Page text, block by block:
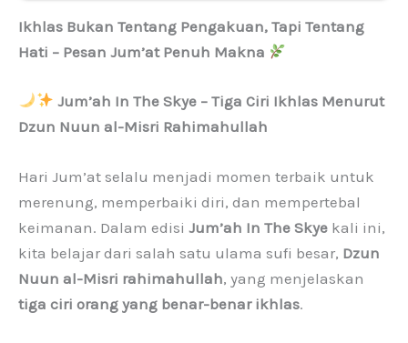
Ikhlas Bukan Tentang Pengakuan, Tapi Tentang
Hati – Pesan Jum’at Penuh Makna
Jum’ah In The Skye – Tiga Ciri Ikhlas Menurut
Dzun Nuun al-Misri Rahimahullah
Hari Jum’at selalu menjadi momen terbaik untuk
merenung, memperbaiki diri, dan mempertebal
keimanan. Dalam edisi Jum’ah In The Skye kali ini,
kita belajar dari salah satu ulama sufi besar, Dzun
Nuun al-Misri rahimahullah, yang menjelaskan
tiga ciri orang yang benar-benar ikhlas.